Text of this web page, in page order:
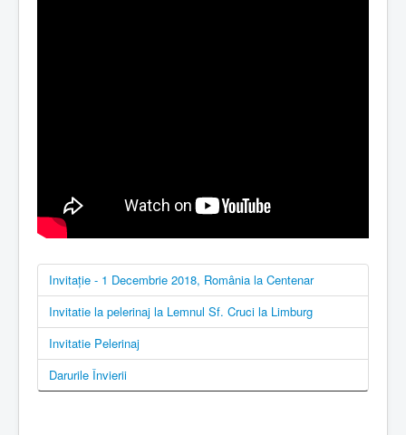
Invitație - 1 Decembrie 2018, România la Centenar
Invitatie la pelerinaj la Lemnul Sf. Cruci la Limburg
Invitatie Pelerinaj
Darurile Învierii